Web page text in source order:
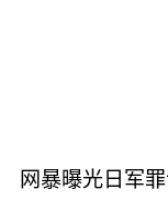
网暴曝光日军